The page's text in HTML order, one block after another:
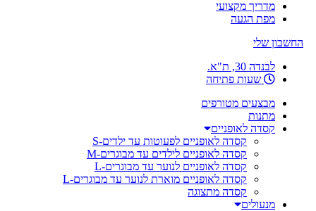
מדריך מקצועי
מפת הגעה
החשבון שלי
לבנדה 30, ת"א.
שעות פתיחה
מבצעים מטורפים
מתנות
קסדה לאופניים
קסדה לאופניים לפעוטות עד ילדים-S
קסדה לאופניים לילדים עד מבוגרים-M
קסדה לאופניים לנוער עד מבוגרים-L
קסדה לאופניים מוארת לנוער עד מבוגרים-L
קסדה מתצוגה
מנעולים